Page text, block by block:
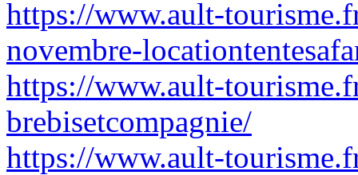
https://www.ault-
novembre-
https://www.ault-
brebisetcompagnie/
https://www.ault-